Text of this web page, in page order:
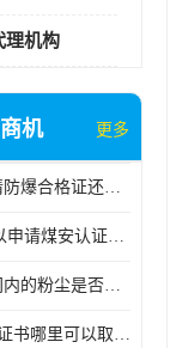
理机构
机 更多
定位基站申请防爆合格证还是防爆3C认证呢？
OEM模式可以申请煤安认证吗？
如何判断车间内的粉尘是否为爆炸性粉尘？
CompEx防爆证书哪里可以取得？